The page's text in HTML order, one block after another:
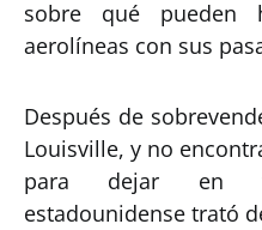
sobre qué
aerolíneas con sus
Después de
Louisville, y no
para dejar en
estadounidense trató